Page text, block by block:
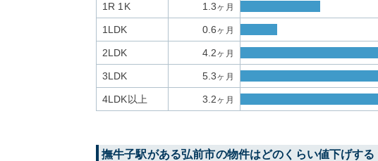
1R 1K 1.3ヶ月
1LDK 0.6ヶ月
2LDK 4.2ヶ月
3LDK 5.3ヶ月
4LDK以上 3.2ヶ月
撫牛子駅がある弘前市の物件はどのくらい値下げする